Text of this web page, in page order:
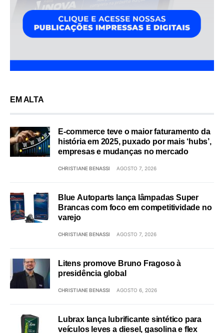
EM ALTA
E-commerce teve o maior faturamento da
história em 2025, puxado por mais ‘hubs’,
empresas e mudanças no mercado
CHRISTIANE BENASSI AGOSTO 7, 2026
Blue Autoparts lança lâmpadas Super
Brancas com foco em competitividade no
varejo
CHRISTIANE BENASSI AGOSTO 7, 2026
Litens promove Bruno Fragoso à
presidência global
CHRISTIANE BENASSI AGOSTO 6, 2026
Lubrax lança lubrificante sintético para
veículos leves a diesel, gasolina e flex